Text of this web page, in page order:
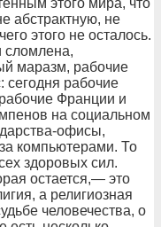
этого мира, что
абстрактную, не
этого не осталось.
сломлена,
маразм, рабочие
сегодня рабочие
Франции и
на социальном
офисы,
компьютерами. То
здоровых сил.
остается,— это
а религиозная
человечества, о